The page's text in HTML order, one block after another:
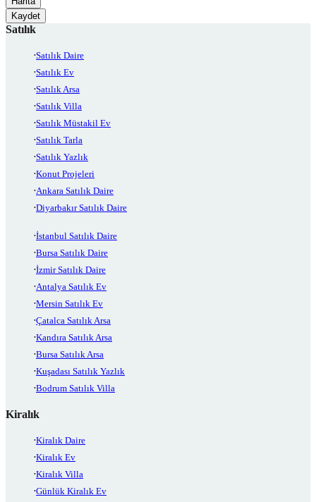
Kaydet
Satılık
Satılık Daire
Satılık Ev
Satılık Arsa
Satılık Villa
Satılık Müstakil Ev
Satılık Tarla
Satılık Yazlık
Konut Projeleri
Ankara Satılık Daire
Diyarbakır Satılık Daire
İstanbul Satılık Daire
Bursa Satılık Daire
İzmir Satılık Daire
Antalya Satılık Ev
Mersin Satılık Ev
Çatalca Satılık Arsa
Kandıra Satılık Arsa
Bursa Satılık Arsa
Kuşadası Satılık Yazlık
Bodrum Satılık Villa
Kiralık
Kiralık Daire
Kiralık Ev
Kiralık Villa
Günlük Kiralık Ev